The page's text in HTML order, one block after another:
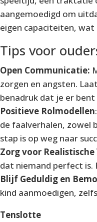
aangemoedigd om
eigen capaciteiten,
Tips voor
Open Communicatie:
zorgen en angsten.
benadruk dat je er
Positieve Rolmodellen
de faalverhalen, zowel
stap is op weg naar
Zorg voor
dat niemand perfect is.
Blijf Geduldig en
kind aanmoedigen,
Tenslotte